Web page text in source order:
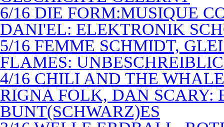
6/16 DIE FORM:MUSIQUE
DANI'EL: ELEKTRONIK
5/16 FEMME SCHMIDT,
FLAMES:
4/16 CHILI AND THE
RIGNA FOLK, DAN SCARY:
BUNT(SCHWARZ)ES